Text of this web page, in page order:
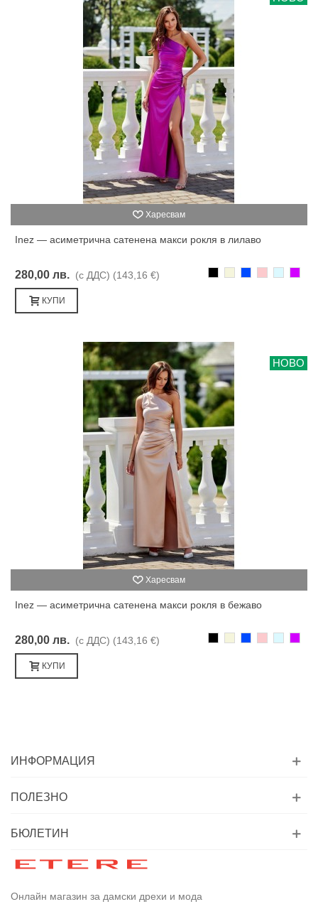
Харесвам
Inez — асиметрична сатенена макси рокля в лилаво
280,00 лв. (с ДДС) (143,16 €)
КУПИ
НОВО
Харесвам
Inez — асиметрична сатенена макси рокля в бежаво
280,00 лв. (с ДДС) (143,16 €)
КУПИ
ИНФОРМАЦИЯ
ПОЛЕЗНО
БЮЛЕТИН
Онлайн магазин за дамски дрехи и мода